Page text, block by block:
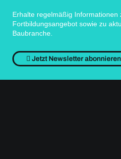
Erhalte regelmäßig Informationen
Fortbildungsangebot sowie zu
Baubranche.
Jetzt Newsletter abonnieren